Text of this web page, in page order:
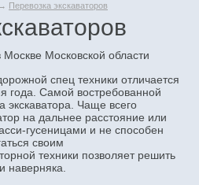
→ Перевозка экскаваторов
спец техники отличается
года. Самой востребованной
экскаватора. Чаще всего
на дальнее расстояние или
гусеницами и не способен
своим
техники позволяет решить
наверняка.